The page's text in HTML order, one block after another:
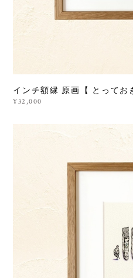
インチ額縁 原画【 とってお
¥32,000